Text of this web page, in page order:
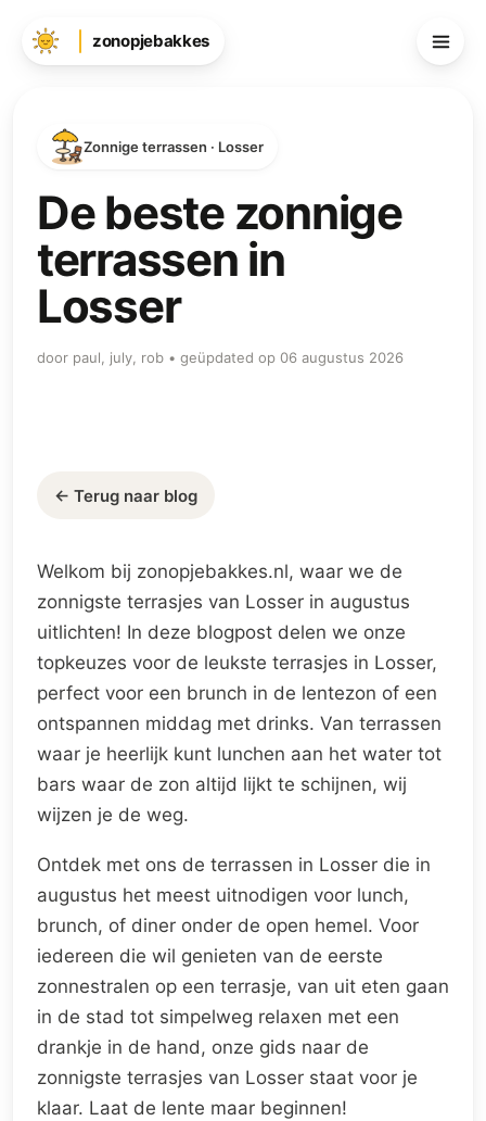
zonopjebakkes
Zonnige terrassen · Losser
De beste zonnige
terrassen in
Losser
door paul, july, rob • geüpdated op 06 augustus 2026
← Terug naar blog
Welkom bij zonopjebakkes.nl, waar we de
zonnigste terrasjes van Losser in augustus
uitlichten! In deze blogpost delen we onze
topkeuzes voor de leukste terrasjes in Losser,
perfect voor een brunch in de lentezon of een
ontspannen middag met drinks. Van terrassen
waar je heerlijk kunt lunchen aan het water tot
bars waar de zon altijd lijkt te schijnen, wij
wijzen je de weg.
Ontdek met ons de terrassen in Losser die in
augustus het meest uitnodigen voor lunch,
brunch, of diner onder de open hemel. Voor
iedereen die wil genieten van de eerste
zonnestralen op een terrasje, van uit eten gaan
in de stad tot simpelweg relaxen met een
drankje in de hand, onze gids naar de
zonnigste terrasjes van Losser staat voor je
klaar. Laat de lente maar beginnen!